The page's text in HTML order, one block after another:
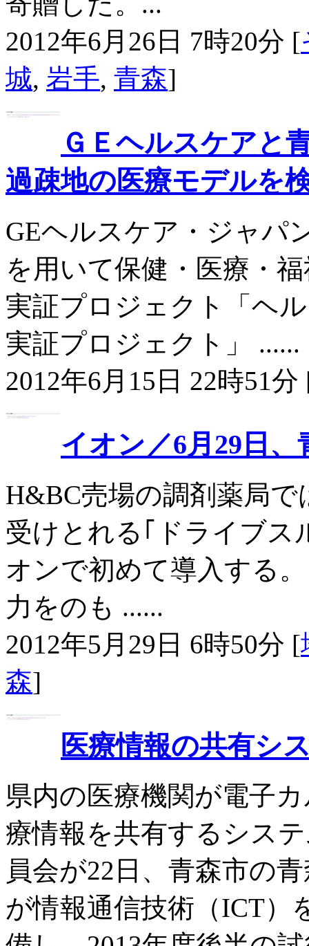
2012年6月26日 7時20分 [
城, 岩手, 青森]
ＧＥヘルスケアと
過疎地の医療モデルを
GEヘルスケア・ジャパ
を用いて保健・医療・
実証プロジェクト「ヘ
実証プロジェクト」 ......
2012年6月15日 22時51分
イオン／6月29日
H&BC売場の調剤薬局
受けとれる｢ドライブス
オンで初めて導入する
力をのも ......
2012年5月29日 6時50分 [
森]
医療情報の共有シ
県内の医療機関が電子
療情報を共有するシス
員会が22日、青森市の
が情報通信技術（ICT）